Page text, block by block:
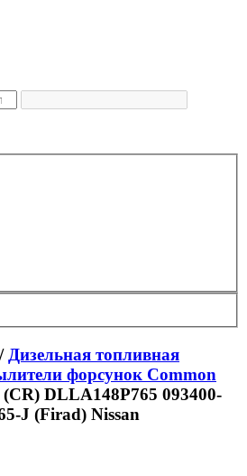
/ Дизельная топливная
форсунок Common
DLLA148P765 093400-
J (Firad) Nissan